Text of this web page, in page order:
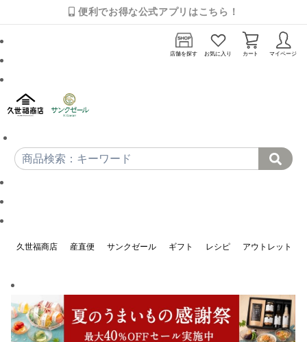
便利でお得な公式アプリはこちら！
店舗を探す お気に入り カート マイページ
久世福商店 産直便 サンクゼール ギフト レシピ アウトレット